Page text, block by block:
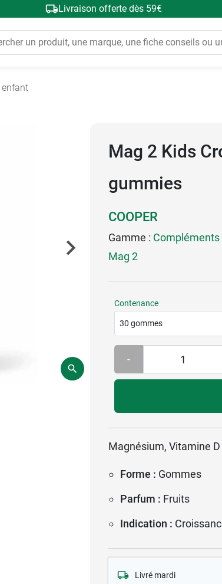
Livraison offerte dès 59€
Mag 2 Kids
gummies
COOPER
Gamme :
Mag 2
Contenance
30 gommes
-
Magnésium, Vitamine
Forme : Gommes
Parfum : Fruits
Indication :
Livré mardi